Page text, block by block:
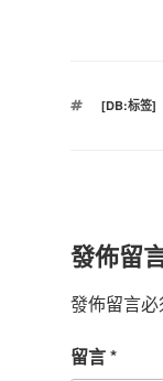
標
[DB:标签]
發佈留
發佈留言
留言*